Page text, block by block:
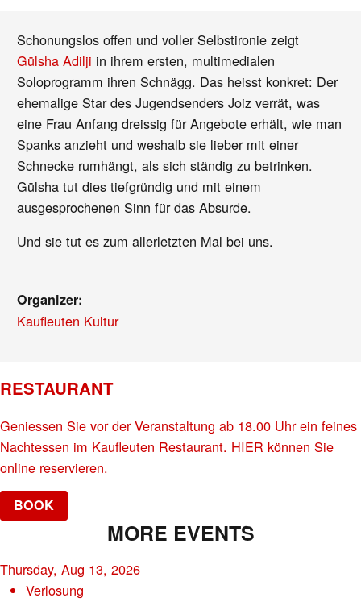
Schonungslos offen und voller Selbstironie zeigt
Gülsha Adilji in ihrem ersten, multimedialen
Soloprogramm ihren Schnägg. Das heisst konkret: Der
ehemalige Star des Jugendsenders Joiz verrät, was
eine Frau Anfang dreissig für Angebote erhält, wie man
Spanks anzieht und weshalb sie lieber mit einer
Schnecke rumhängt, als sich ständig zu betrinken.
Gülsha tut dies tiefgründig und mit einem
ausgesprochenen Sinn für das Absurde.
Und sie tut es zum allerletzten Mal bei uns.
Organizer:
Kaufleuten Kultur
RESTAURANT
Geniessen Sie vor der Veranstaltung ab 18.00 Uhr ein feines
Nachtessen im Kaufleuten Restaurant. HIER können Sie
online reservieren.
BOOK
MORE EVENTS
Thursday, Aug 13, 2026
Verlosung